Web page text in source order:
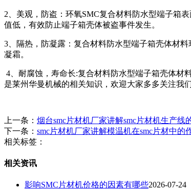
2、美观，防盗：环氧SMC复合材料防水型端子箱
值低，有效防止端子箱壳体被盗事件发生。
3、隔热，防凝露：复合材料防水型端子箱壳体材
凝霜。
4、耐腐蚀，寿命长:复合材料防水型端子箱壳体材
是莱州华曼机械的相关知识，欢迎大家多多关注我
上一条： 烟台smc片材机厂家讲解smc片材机生产线
下一条： smc片材机厂家讲解模温机在smc片材中的
相关标签：
相关资讯
影响SMC片材机价格的因素有哪些2026-07-24